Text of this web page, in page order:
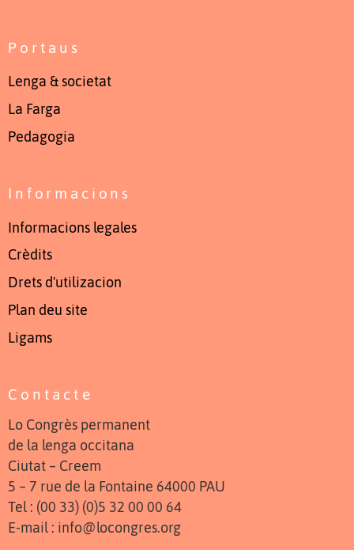
Portaus
Lenga & societat
La Farga
Pedagogia
Informacions
Informacions legales
Crèdits
Drets d'utilizacion
Plan deu site
Ligams
Contacte
Lo Congrès permanent
de la lenga occitana
Ciutat – Creem
5 – 7 rue de la Fontaine 64000 PAU
Tel : (00 33) (0)5 32 00 00 64
E-mail : info@locongres.org